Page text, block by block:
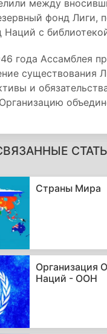
между
фонд Лиги,
с
года Ассамблея
существования
и
Страны Мира
Организация
Наций - ООН